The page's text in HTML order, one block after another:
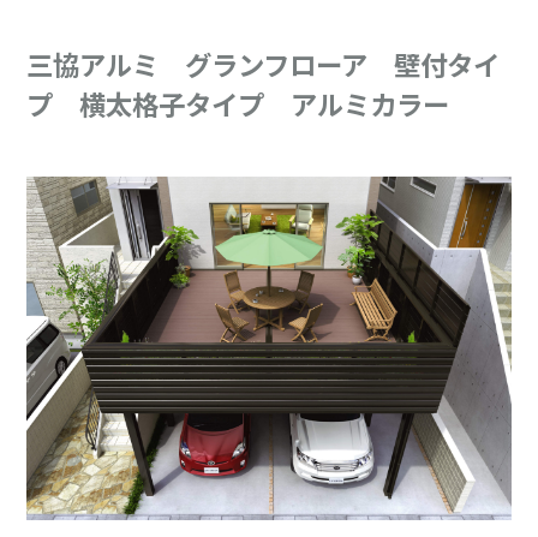
三協アルミ グランフローア 壁付タイ
プ 横太格子タイプ アルミカラー